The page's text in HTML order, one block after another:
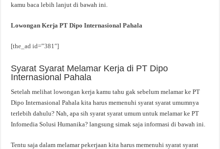
kamu baca lebih lanjut di bawah ini.
Lowongan Kerja PT Dipo Internasional Pahala
[the_ad id=”381″]
Syarat Syarat Melamar Kerja di PT Dipo
Internasional Pahala
Setelah melihat lowongan kerja kamu tahu gak sebelum melamar ke PT
Dipo Internasional Pahala kita harus memenuhi syarat syarat umumnya
terlebih dahulu? Nah, apa sih syarat syarat umum untuk melamar ke PT
Infomedia Solusi Humanika? langsung simak saja informasi di bawah ini.
Tentu saja dalam melamar pekerjaan kita harus memenuhi syarat syarat